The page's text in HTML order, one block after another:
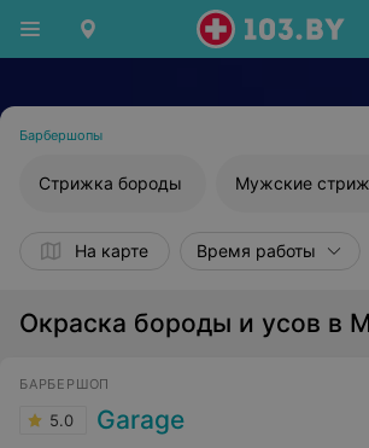
Барбершопы
Стрижка бороды Мужские
На карте Время работы
Окраска бороды и усов в
БАРБЕРШОП
5.0 Garage